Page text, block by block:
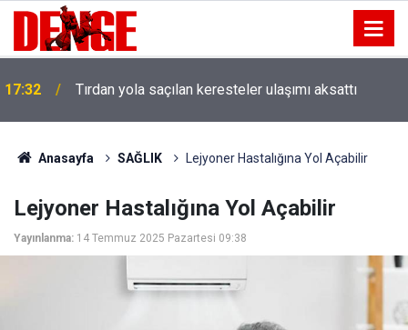
17:32 Tırdan yola saçılan keresteler ulaşımı aksattı
Anasayfa SAĞLIK Lejyoner Hastalığına Yol Açabilir
Lejyoner Hastalığına Yol Açabilir
Yayınlanma: 14 Temmuz 2025 Pazartesi 09:38